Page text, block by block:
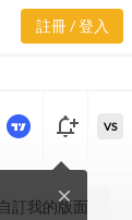
註冊 / 登入
notification_add
close
VS
自訂我的版面